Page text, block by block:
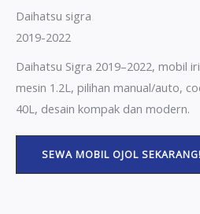
Daihatsu sigra
2019-2022
Daihatsu Sigra 2019–2022, mobil
mesin 1.2L, pilihan manual/auto,
40L, desain kompak dan modern.
SEWA MOBIL OJOL SEKARANG!